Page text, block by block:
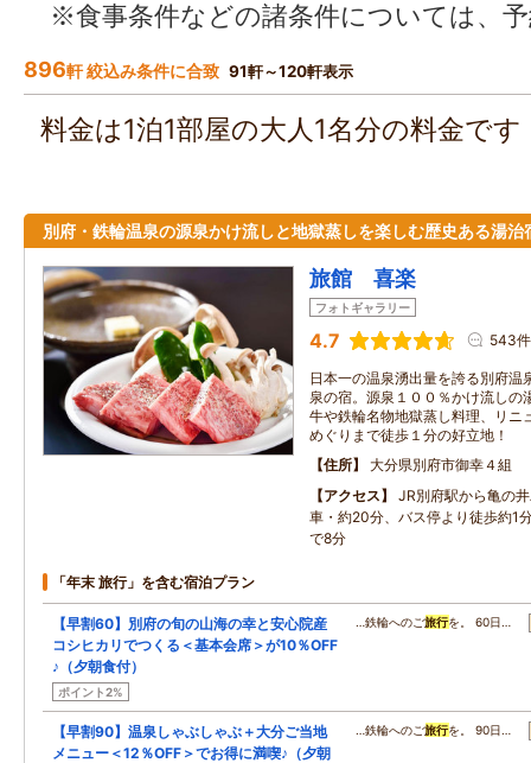
※食事条件などの諸条件については、
896軒 絞込み条件に合致 91軒～120軒表示
料金は1泊1部屋の大人1名分の料金で
別府・鉄輪温泉の源泉かけ流しと地獄蒸しを楽しむ歴史ある湯治
旅館 喜楽
フォトギャラリー
4.7 543件
日本一の温泉湧出量を誇る別府温
泉の宿。源泉１００％かけ流しの
牛や鉄輪名物地獄蒸し料理、リニ
めぐりまで徒歩１分の好立地！
住所
大分県別府市御幸４組
アクセス
JR別府駅から亀の
車・約20分、バス停より徒歩約1
で8分
「年末 旅行」を含む宿泊プラン
【早割60】別府の旬の山海の幸と安心院産
コシヒカリでつくる＜基本会席＞が10％OFF
♪（夕朝食付）
ポイント2%
…鉄輪へのご旅行を。 60日…
【早割90】温泉しゃぶしゃぶ＋大分ご当地
メニュー＜12％OFF＞でお得に満喫♪（夕朝
…鉄輪へのご旅行を。 90日…